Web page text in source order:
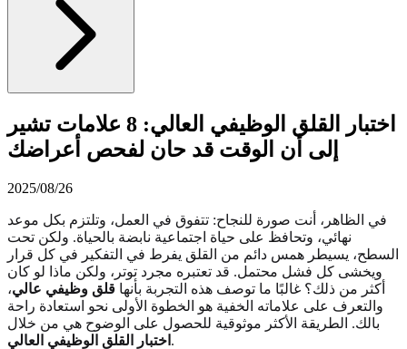
اختبار القلق الوظيفي العالي: 8 علامات تشير
إلى أن الوقت قد حان لفحص أعراضك
2025/08/26
في الظاهر، أنت صورة للنجاح: تتفوق في العمل، وتلتزم بكل موعد
نهائي، وتحافظ على حياة اجتماعية نابضة بالحياة. ولكن تحت
السطح، يسيطر همس دائم من القلق يفرط في التفكير في كل قرار
ويخشى كل فشل محتمل. قد تعتبره مجرد توتر، ولكن ماذا لو كان
أكثر من ذلك؟ غالبًا ما توصف هذه التجربة بأنها قلق وظيفي عالي،
والتعرف على علاماته الخفية هو الخطوة الأولى نحو استعادة راحة
بالك. الطريقة الأكثر موثوقية للحصول على الوضوح هي من خلال
اختبار القلق الوظيفي العالي .